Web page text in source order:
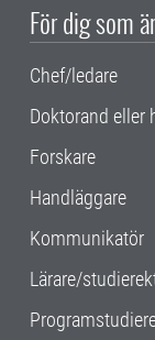
För dig som är
Chef/ledare
Doktorand eller
Forskare
Handläggare
Kommunikatör
Lärare/